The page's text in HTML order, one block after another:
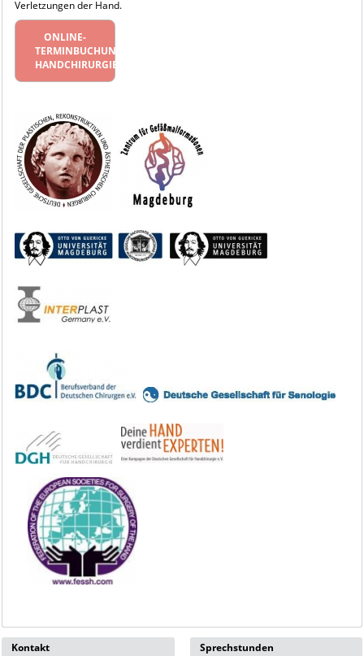
Verletzungen der Hand.
ONLINE-
TERMINBUCHUNG
HANDCHIRURGIE
Kontakt
Sprechstunden